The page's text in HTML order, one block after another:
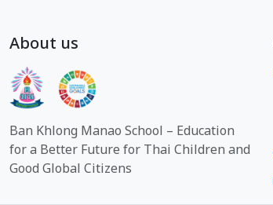
About us
Ban Khlong Manao School – Education
for a Better Future for Thai Children and
Good Global Citizens